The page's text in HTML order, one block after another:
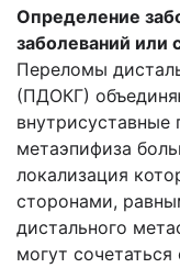
Определение
заболеваний или
Переломы
(ПДОКГ)
внутрисуставные
метаэпифиза
локализация
сторонами,
дистального
могут